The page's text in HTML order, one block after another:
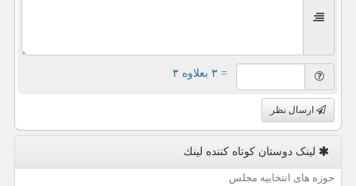
= ۳ بعلاوه ۳
ارسال نظر
لینک دوستان كوتاه كننده لینك
حوزه های انتخابیه مجلس